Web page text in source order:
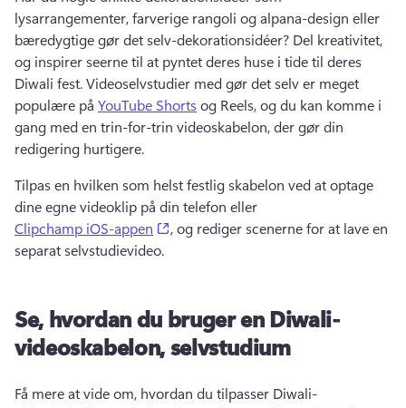
lysarrangementer, farverige rangoli og alpana-design eller
bæredygtige gør det selv-dekorationsidéer? Del kreativitet,
og inspirer seerne til at pyntet deres huse i tide til deres
Diwali fest. Videoselvstudier med gør det selv er meget
populære på YouTube Shorts og Reels, og du kan komme i
gang med en trin-for-trin videoskabelon, der gør din
redigering hurtigere.
Tilpas en hvilken som helst festlig skabelon ved at optage
dine egne videoklip på din telefon eller
Clipchamp iOS-appen
(opens in a new tab)
, og rediger scenerne for at lave en
separat selvstudievideo.
Se, hvordan du bruger en Diwali-
videoskabelon, selvstudium
Få mere at vide om, hvordan du tilpasser Diwali-